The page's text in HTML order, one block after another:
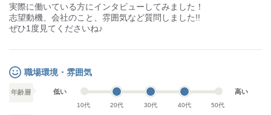
実際に働いている方にインタビューしてみました！
志望動機、会社のこと、雰囲気など質問しました!!
ぜひ1度見てくださいね♪
職場環境・雰囲気
年齢層 低い
10代 20代 30代 40代 50代
高い